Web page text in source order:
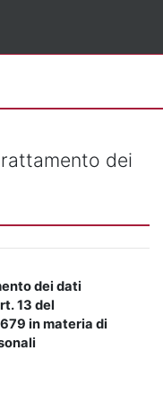
dei
dei dati
13 del
in materia di